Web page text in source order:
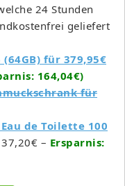
24 Stunden
geliefert
für 379,95€
164,04€)
für
Eau de Toilette 100
– Ersparnis: